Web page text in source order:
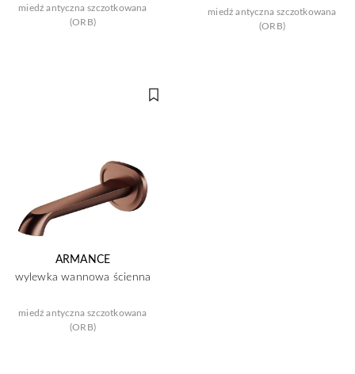
miedź antyczna szczotkowana
(ORB)
miedź antyczna szczotkowana
(ORB)
ARMANCE
wylewka wannowa ścienna
miedź antyczna szczotkowana
(ORB)